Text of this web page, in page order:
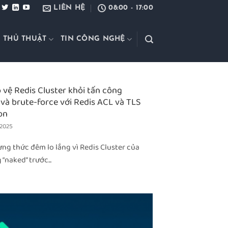
LIÊN HỆ 08:00 - 17:00
THUẬT TIN CÔNG NGHỆ
vệ Redis Cluster khỏi tấn công
brute-force với Redis ACL và TLS
thức đêm lo lắng vì Redis Cluster của
trước...